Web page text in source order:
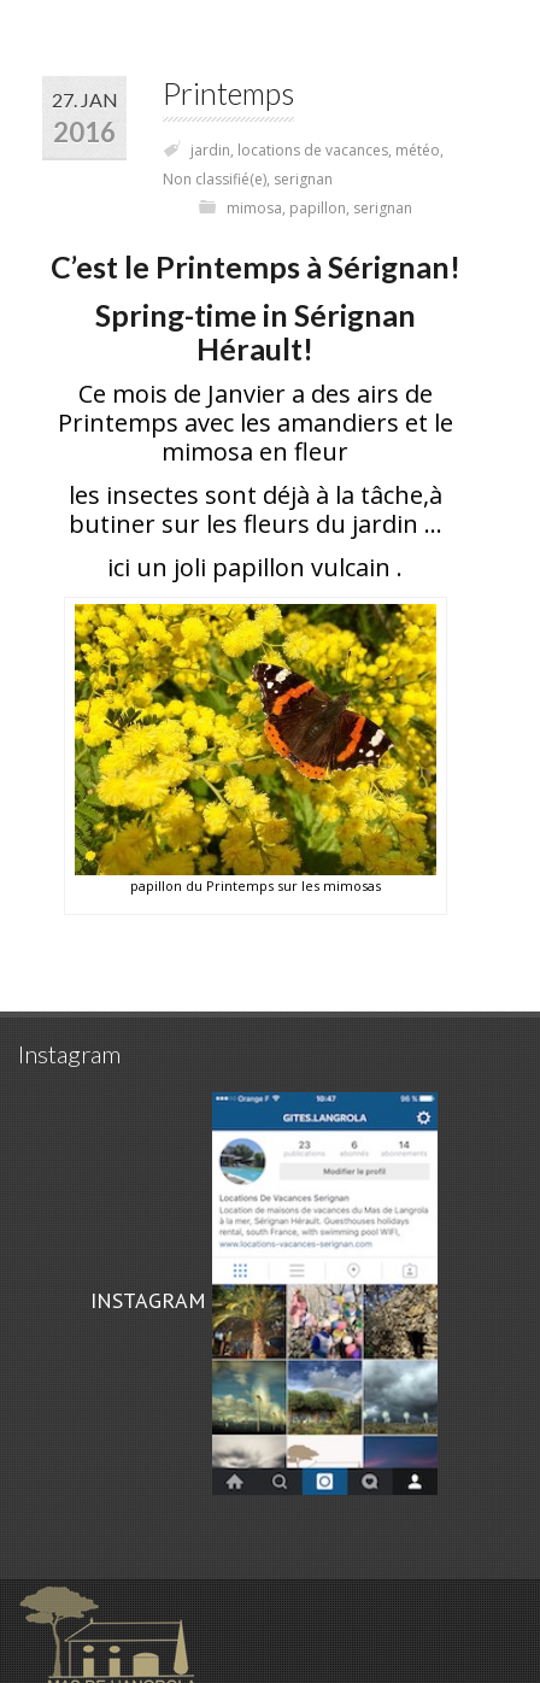
27. JAN
2016
Printemps
jardin, locations de vacances, météo,
Non classifié(e), serignan
mimosa, papillon, serignan
C’est le Printemps à Sérignan!
Spring-time in Sérignan
Hérault!
Ce mois de Janvier a des airs de
Printemps avec les amandiers et le
mimosa en fleur
les insectes sont déjà à la tâche,à
butiner sur les fleurs du jardin …
ici un joli papillon vulcain .
papillon du Printemps sur les mimosas
Instagram
INSTAGRAM